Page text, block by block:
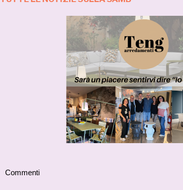
Commenti